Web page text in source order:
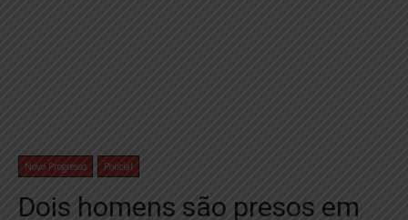
Novo Progresso Policial
Dois homens são presos em